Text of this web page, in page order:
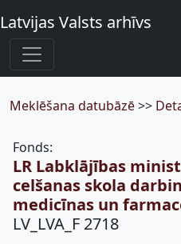
Latvijas Valsts arhīvs
Meklēšana datubāzē>>
Fonds:
LR Labklājības
celšanas skola
medicīnas un
LV_LVA_F 2718